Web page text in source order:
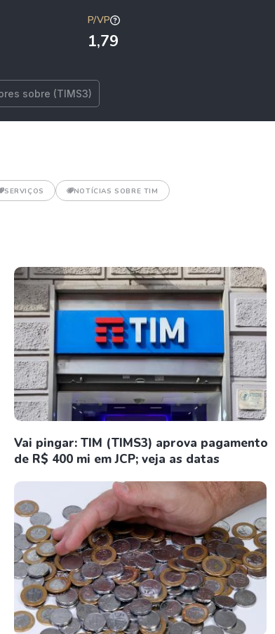
P/VP
1,79
sobre (TIMS3)
SERVIÇOS NOTÍCIAS SOBRE TIM
Vai pingar: TIM (TIMS3) aprova pagamento
de R$ 400 mi em JCP; veja as datas